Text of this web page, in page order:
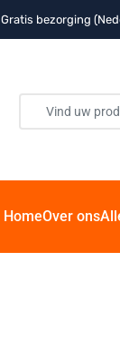
Gratis bezorging
HomeOver ons